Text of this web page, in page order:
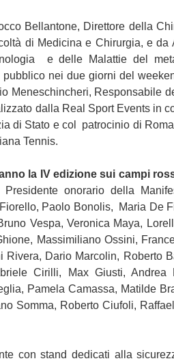
Bellantone, Direttore della
di Medicina e Chirurgia, e da
e delle Malattie del
nei due giorni del
Meneschincheri, Responsabile
dalla Real Sport Events in
di Stato e col patrocinio di
Tennis.
la IV edizione sui campi
onorario della
Paolo Bonolis, Maria De
Vespa, Veronica Maya,
Massimiliano Ossini,
Rivera, Dario Marcolin, Roberto
Cirilli, Max Giusti, Andrea
Pamela Camassa, Matilde
Somma, Roberto Ciufoli,
con stand dedicati alla